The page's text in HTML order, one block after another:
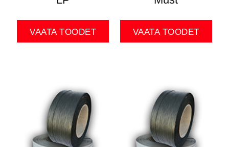
VAATA TOODET VAATA TOODET